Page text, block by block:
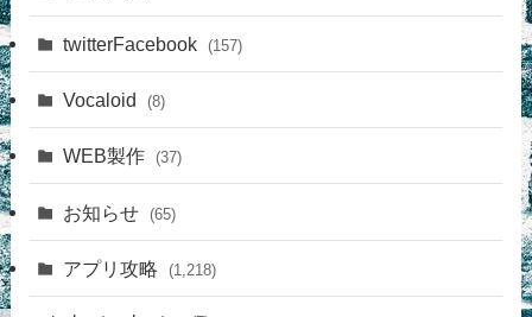
twitterFacebook (157)
Vocaloid (8)
WEB製作 (37)
お知らせ (65)
アプリ攻略 (1,218)